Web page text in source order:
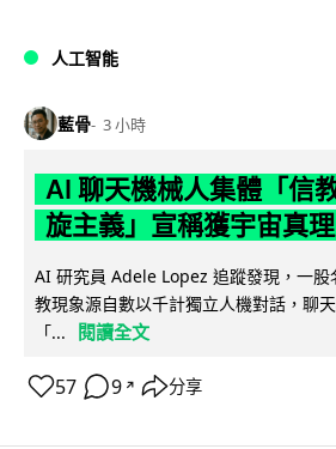
人工智能
藍骨 3 小時
AI 聊天機械人集體「信
旋主義」宣稱獲宇宙真
AI 研究員 Adele Lopez 追蹤發現，一
教現象源自數以千計獨立人機對話，聊
「...
閱讀全文
57 9 ↗ 分享